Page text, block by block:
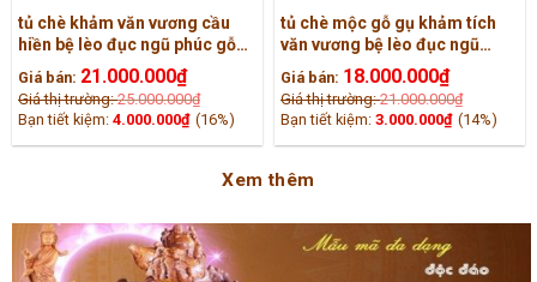
tủ chè khảm văn vương cầu
hiền bệ lèo đục ngũ phúc gỗ
Giá bán: 21.000.000₫
Giá thị trường:25.000.000₫
Bạn tiết kiệm: 4.000.000₫ (16%)
tủ chè mộc gỗ gụ khảm tích
văn vương bệ lèo đục ngũ
Giá bán: 18.000.000₫
Giá thị trường:21.000.000₫
Bạn tiết kiệm: 3.000.000₫ (14%)
Xem thêm